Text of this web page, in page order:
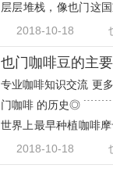
层层堆栈，像也门这
红海
2018-10-18
专业咖啡知识交流 更
门咖啡 的历史◎
世界上最早种植咖啡
也
2018-10-18